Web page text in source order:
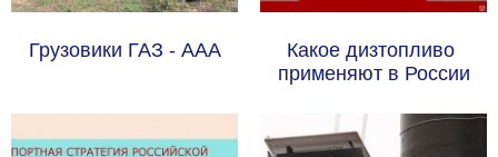
Грузовики ГАЗ - ААА
Какое дизтопливо
применяют в России